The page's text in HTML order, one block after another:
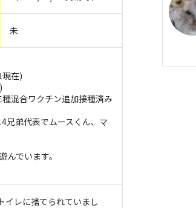
未
在)
混合ワクチン追加接種済み
兄弟代表でムースくん、マ
でいます。
イレに捨てられていまし